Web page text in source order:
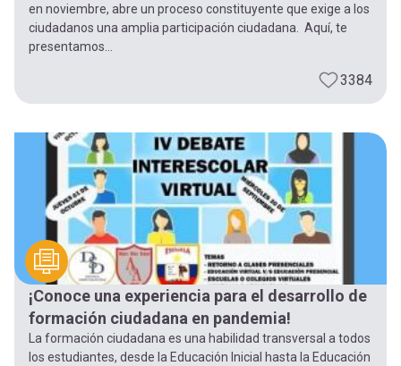
en noviembre, abre un proceso constituyente que exige a los
ciudadanos una amplia participación ciudadana. Aquí, te
presentamos...
3384
¡Conoce una experiencia para el desarrollo de
formación ciudadana en pandemia!
La formación ciudadana es una habilidad transversal a todos
los estudiantes, desde la Educación Inicial hasta la Educación